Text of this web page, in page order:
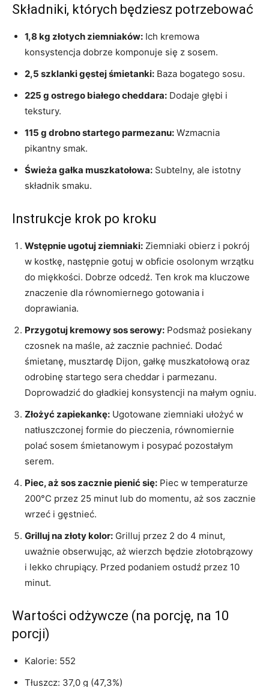
Składniki, których będziesz potrzebować
1,8 kg złotych ziemniaków: Ich kremowa
konsystencja dobrze komponuje się z sosem.
2,5 szklanki gęstej śmietanki: Baza bogatego sosu.
225 g ostrego białego cheddara: Dodaje głębi i
tekstury.
115 g drobno startego parmezanu: Wzmacnia
pikantny smak.
Świeża gałka muszkatołowa: Subtelny, ale istotny
składnik smaku.
Instrukcje krok po kroku
Wstępnie ugotuj ziemniaki: Ziemniaki obierz i pokrój
w kostkę, następnie gotuj w obficie osolonym wrzątku
do miękkości. Dobrze odcedź. Ten krok ma kluczowe
znaczenie dla równomiernego gotowania i
doprawiania.
Przygotuj kremowy sos serowy: Podsmaż posiekany
czosnek na maśle, aż zacznie pachnieć. Dodać
śmietanę, musztardę Dijon, gałkę muszkatołową oraz
odrobinę startego sera cheddar i parmezanu.
Doprowadzić do gładkiej konsystencji na małym ogniu.
Złożyć zapiekankę: Ugotowane ziemniaki ułożyć w
natłuszczonej formie do pieczenia, równomiernie
polać sosem śmietanowym i posypać pozostałym
serem.
Piec, aż sos zacznie pienić się: Piec w temperaturze
200°C przez 25 minut lub do momentu, aż sos zacznie
wrzeć i gęstnieć.
Grilluj na złoty kolor: Grilluj przez 2 do 4 minut,
uważnie obserwując, aż wierzch będzie złotobrązowy
i lekko chrupiący. Przed podaniem ostudź przez 10
minut.
Wartości odżywcze (na porcję, na 10
porcji)
Kalorie: 552
Tłuszcz: 37,0 g (47,3%)